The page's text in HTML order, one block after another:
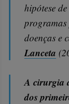
hipótese
programas
doenças e
Lanceta
A cirurgia
dos